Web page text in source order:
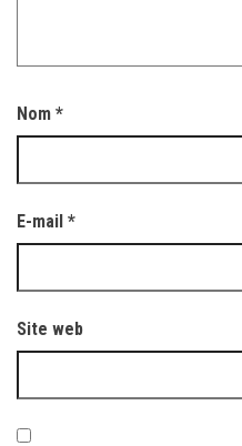
Nom *
E-mail *
Site web